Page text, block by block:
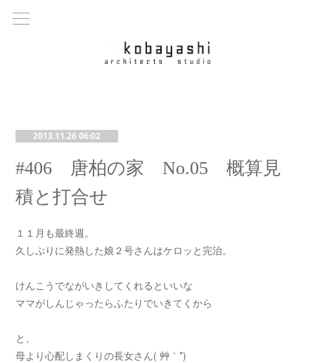
2013.11.26 06:02
#406 唐柏の家 No.05 概算見
積と打合せ
１１月も最終週。
久しぶりに発熱した娘２号さんはケロッと完治。
けんこうでながいきしてくれるといいな
ママがしんじゃったらふたりでいきてくから
と、
母より心配しまくりの長女さん( 艸｀*)